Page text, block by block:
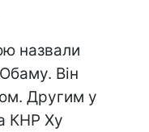
назвали
Він
Другим у
КНР Ху